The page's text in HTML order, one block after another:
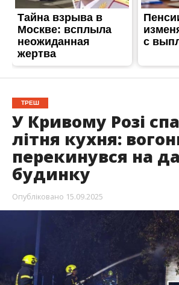
ТРЕШ
У Кривому Розі
літня кухня:
перекинувся на
будинку
Опубліковано 15.09.2025